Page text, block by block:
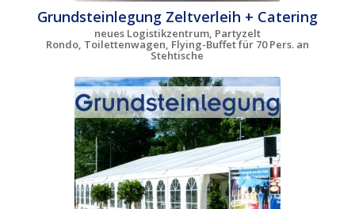
Grundsteinlegung Zeltverleih + Catering
neues Logistikzentrum, Partyzelt
Rondo, Toilettenwagen, Flying-Buffet für 70 Pers. an
Stehtische